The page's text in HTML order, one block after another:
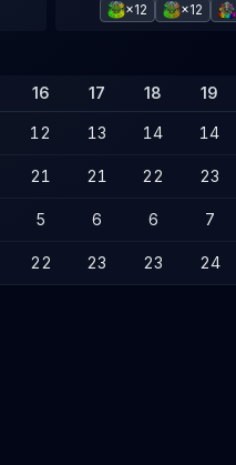
×12
×12
16 17 18 19
12 13 14 14
21 21 22 23
5 6 6 7
22 23 23 24